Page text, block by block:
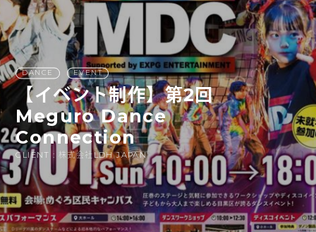
DANCE EVENT
【イベント制作】第2回
Meguro Dance
Connection
CLIENT : 株式会社LDH JAPAN